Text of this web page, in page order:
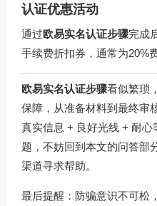
认证优惠活动
通过欧易实名认证步骤完成
手续费折扣券，通常为20%
欧易实名认证步骤看似繁琐
保障，从准备材料到最终审
真实信息 + 良好光线 + 耐
题，不妨回到本文的问答部
渠道寻求帮助。
最后提醒：防骗意识不可松